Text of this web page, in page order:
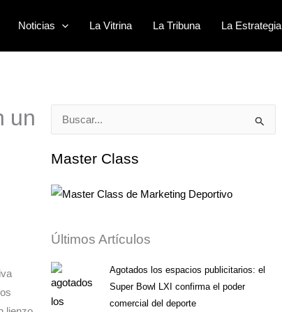
Noticias La Vitrina La Tribuna La Estrategia
un
Buscar
Master Class
Últimos Artículos
Agotados los espacios publicitarios: el
Super Bowl LXI confirma el poder
comercial del deporte